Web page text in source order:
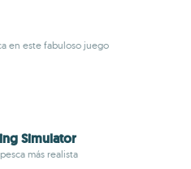
en este fabuloso juego
Simulator
más realista